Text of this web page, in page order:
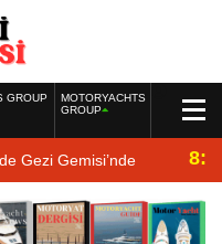
GROUP
MOTORYACHTS
GROUP
Gezi Gemisi’nde